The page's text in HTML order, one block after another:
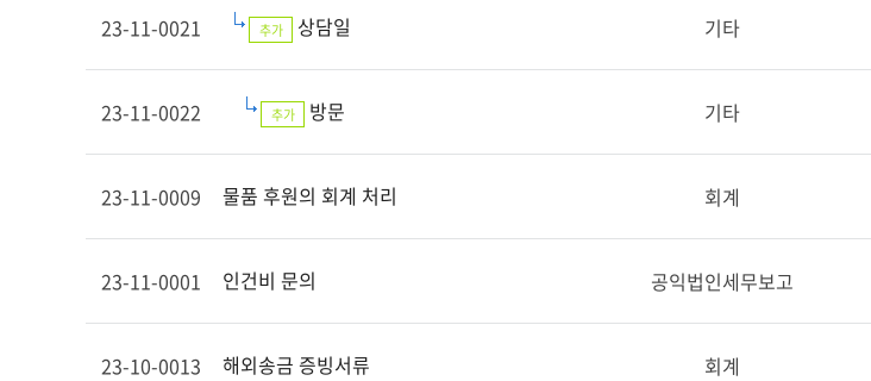
23-11-0021 추가 상담일 기타
23-11-0022 추가 방문 기타
23-11-0009 물품 후원의 회계 처리 회계
23-11-0001 인건비 문의 공익법인세무보고
23-10-0013 해외송금 증빙서류 회계